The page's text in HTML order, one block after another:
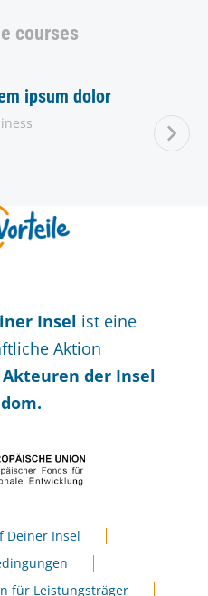
courses
ipsum dolor
Insel ist eine
Aktion
der Insel
Deiner Insel
für Leistungsträger